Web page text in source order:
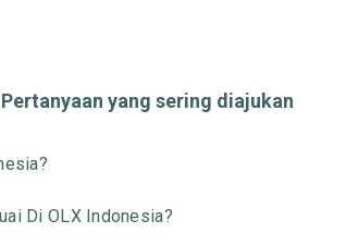
Pertanyaan yang sering diajukan
Di OLX Indonesia?